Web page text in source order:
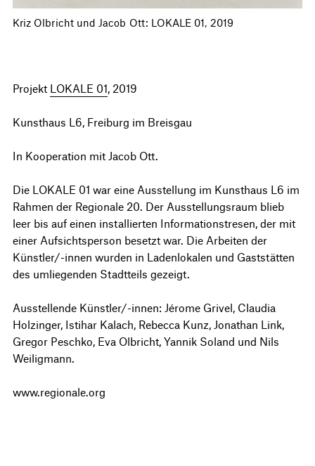
Kriz Olbricht und Jacob Ott: LOKALE 01, 2019
Projekt LOKALE 01, 2019
Kunsthaus L6, Freiburg im Breisgau
In Kooperation mit Jacob Ott.
Die LOKALE 01 war eine Ausstellung im Kunsthaus L6 im
Rahmen der Regionale 20. Der Ausstellungsraum blieb
leer bis auf einen installierten Informationstresen, der mit
einer Aufsichtsperson besetzt war. Die Arbeiten der
Künstler/-innen wurden in Ladenlokalen und Gaststätten
des umliegenden Stadtteils gezeigt.
Ausstellende Künstler/-innen: Jérome Grivel, Claudia
Holzinger, Istihar Kalach, Rebecca Kunz, Jonathan Link,
Gregor Peschko, Eva Olbricht, Yannik Soland und Nils
Weiligmann.
www.regionale.org